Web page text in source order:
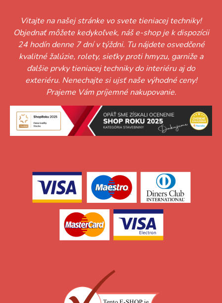
Vitajte na našej stránke vo svete tieniacej techniky!
Objednať môžete kedykoľvek, náš e-shop je k dispozícii
24 hodín denne 7 dní v týždni. Tu nájdete osvedčené
kvalitné žalúzie, rolety, sieťky proti hmyzu, garniže a
ďalšie prvky tieniacej techniky do interiéru aj do
exteriéru. Nenechajte si ujsť naše výhodné ceny!
Prajeme Vám príjemné nakupovanie.